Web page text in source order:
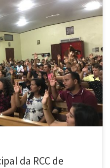
aconteceu no município de
Municipal da Renovação
pessoas que residem na cidade e
teve na programação missas,
no […]
da RCC de